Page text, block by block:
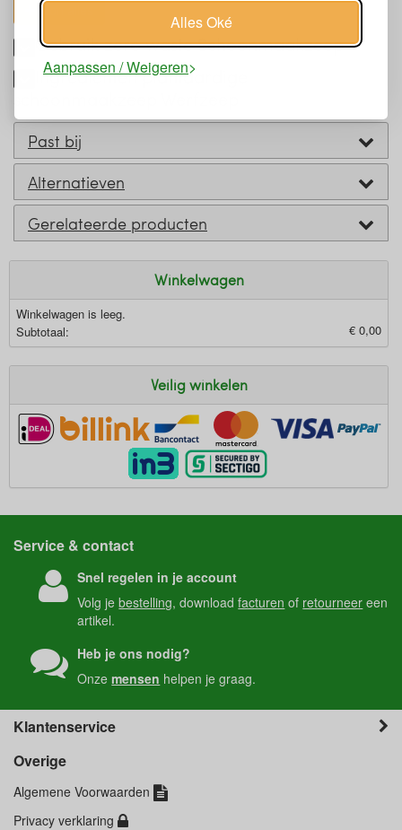
Alles Oké
Aanpassen / Weigeren
toon alles
Gebruik zero waste Schoonmaakzeep
Ingrediënten plantaardige
Past bij
Alternatieven
Gerelateerde producten
Winkelwagen
Winkelwagen is leeg.
Subtotaal:
€ 0,00
Veilig winkelen
Service & contact
Snel regelen in je account
Volg jebestelling, downloadfacturen of retourneer een
artikel.
Heb je ons nodig?
Onzemensen helpen je graag.
Klantenservice
Overige
Algemene Voorwaarden
Privacy verklaring